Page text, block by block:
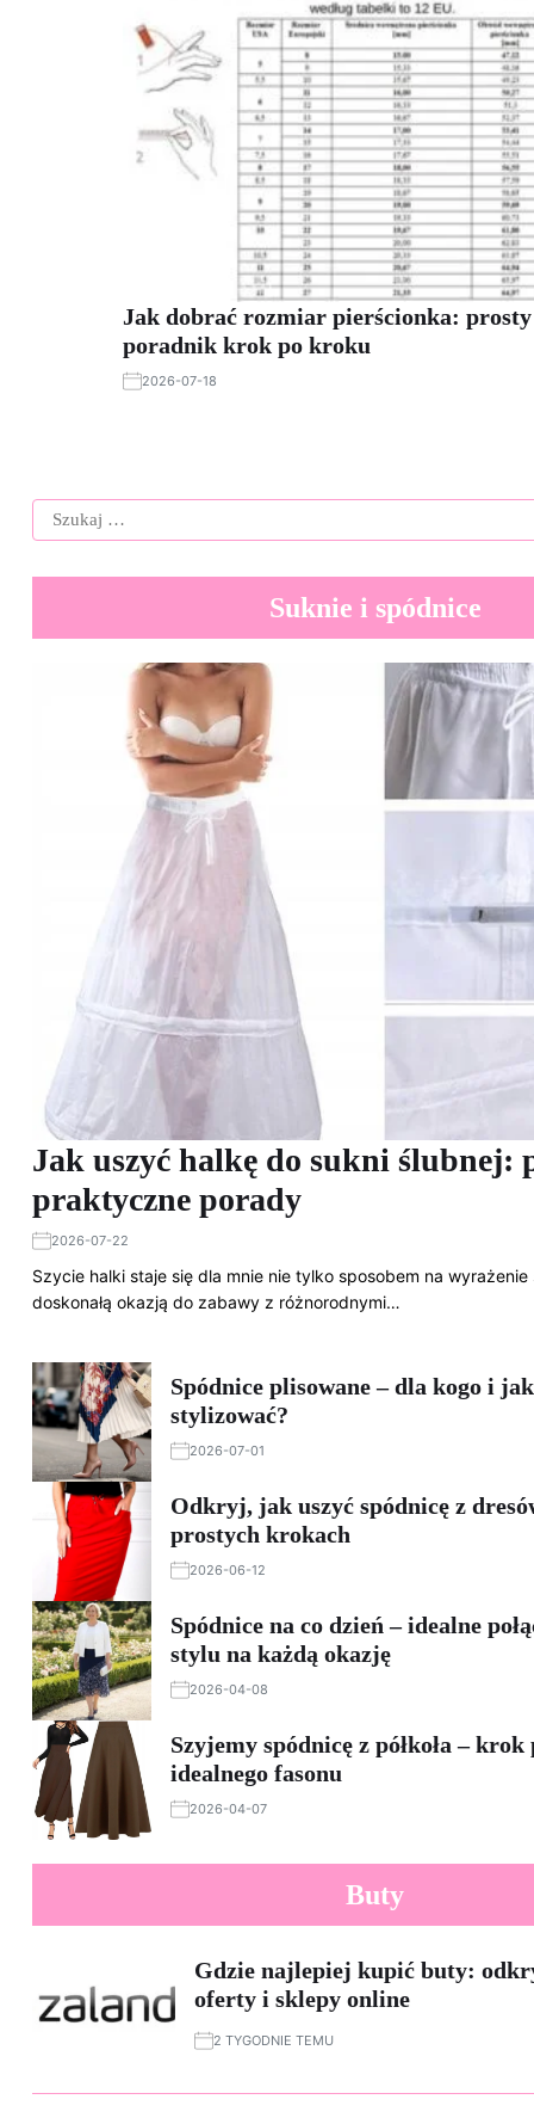
Jak dobrać rozmiar pierścionka: prosty
poradnik krok po kroku
2026-07-18
Suknie i spódnice
Jak uszyć halkę do sukni ślubnej:
praktyczne porady
2026-07-22
Szycie halki staje się dla mnie nie tylko sposobem na
doskonałą okazją do zabawy z różnorodnymi…
Spódnice plisowane – dla kogo i
stylizować?
2026-07-01
Odkryj, jak uszyć spódnicę z
prostych krokach
2026-06-12
Spódnice na co dzień – idealne
stylu na każdą okazję
2026-04-08
Szyjemy spódnicę z półkoła –
idealnego fasonu
2026-04-07
Buty
Gdzie najlepiej kupić buty:
oferty i sklepy online
2 TYGODNIE TEMU